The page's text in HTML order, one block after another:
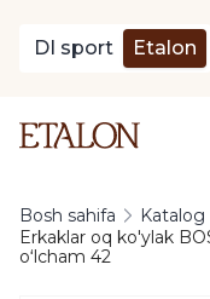
DI sport Etalon
Bosh sahifa Katalog
Erkaklar oq ko'ylak
oʻlcham 42